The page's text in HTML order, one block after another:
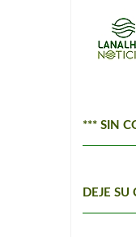
*** SIN
DEJE